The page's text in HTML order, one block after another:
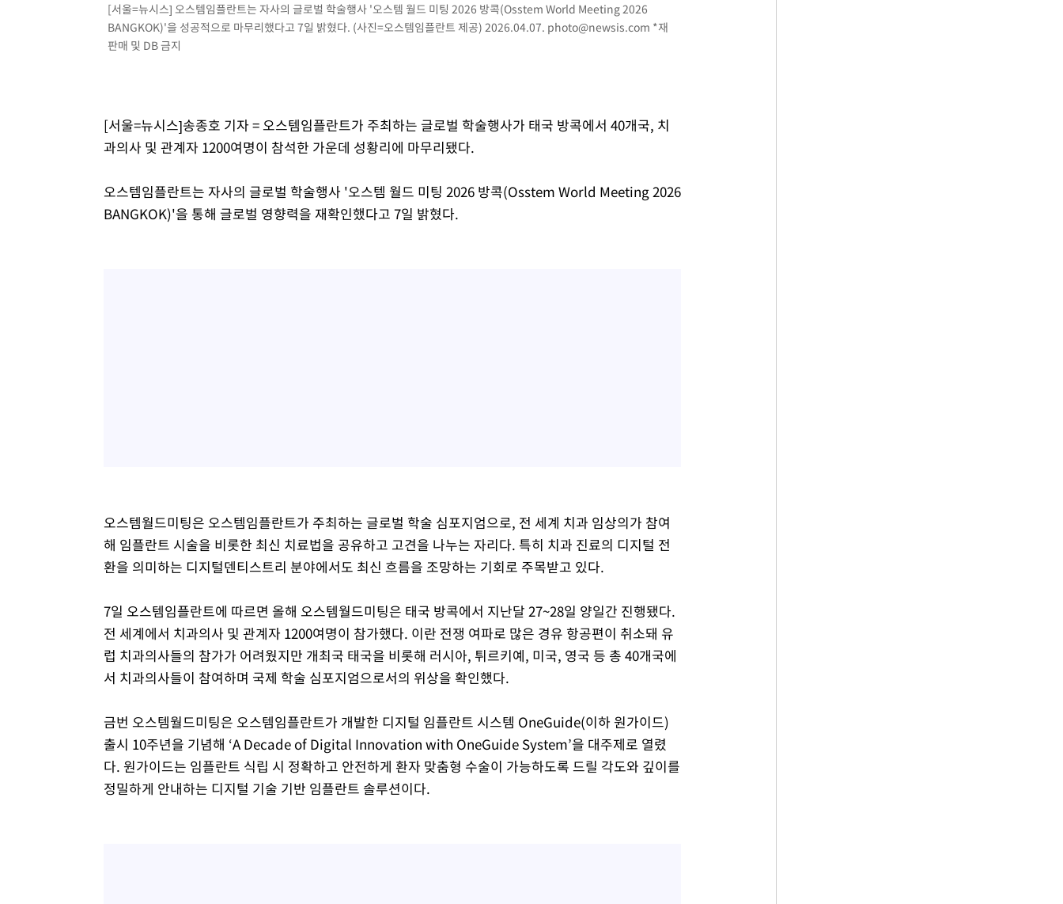
[서울=뉴시스] 오스템임플란트는 자사의 글로벌 학술행사 '오스템 월드 미팅 2026 방콕(Osstem World Meeting 2026
BANGKOK)'을 성공적으로 마무리했다고 7일 밝혔다. (사진=오스템임플란트 제공) 2026.04.07. photo@newsis.com *재
판매 및 DB 금지
[서울=뉴시스]송종호 기자 = 오스템임플란트가 주최하는 글로벌 학술행사가 태국 방콕에서 40개국, 치
과의사 및 관계자 1200여명이 참석한 가운데 성황리에 마무리됐다.
오스템임플란트는 자사의 글로벌 학술행사 '오스템 월드 미팅 2026 방콕(Osstem World Meeting 2026
BANGKOK)'을 통해 글로벌 영향력을 재확인했다고 7일 밝혔다.
오스템월드미팅은 오스템임플란트가 주최하는 글로벌 학술 심포지엄으로, 전 세계 치과 임상의가 참여
해 임플란트 시술을 비롯한 최신 치료법을 공유하고 고견을 나누는 자리다. 특히 치과 진료의 디지털 전
환을 의미하는 디지털덴티스트리 분야에서도 최신 흐름을 조망하는 기회로 주목받고 있다.
7일 오스템임플란트에 따르면 올해 오스템월드미팅은 태국 방콕에서 지난달 27~28일 양일간 진행됐다.
전 세계에서 치과의사 및 관계자 1200여명이 참가했다. 이란 전쟁 여파로 많은 경유 항공편이 취소돼 유
럽 치과의사들의 참가가 어려웠지만 개최국 태국을 비롯해 러시아, 튀르키예, 미국, 영국 등 총 40개국에
서 치과의사들이 참여하며 국제 학술 심포지엄으로서의 위상을 확인했다.
금번 오스템월드미팅은 오스템임플란트가 개발한 디지털 임플란트 시스템 OneGuide(이하 원가이드)
출시 10주년을 기념해 ‘A Decade of Digital Innovation with OneGuide System’을 대주제로 열렸
다. 원가이드는 임플란트 식립 시 정확하고 안전하게 환자 맞춤형 수술이 가능하도록 드릴 각도와 깊이를
정밀하게 안내하는 디지털 기술 기반 임플란트 솔루션이다.